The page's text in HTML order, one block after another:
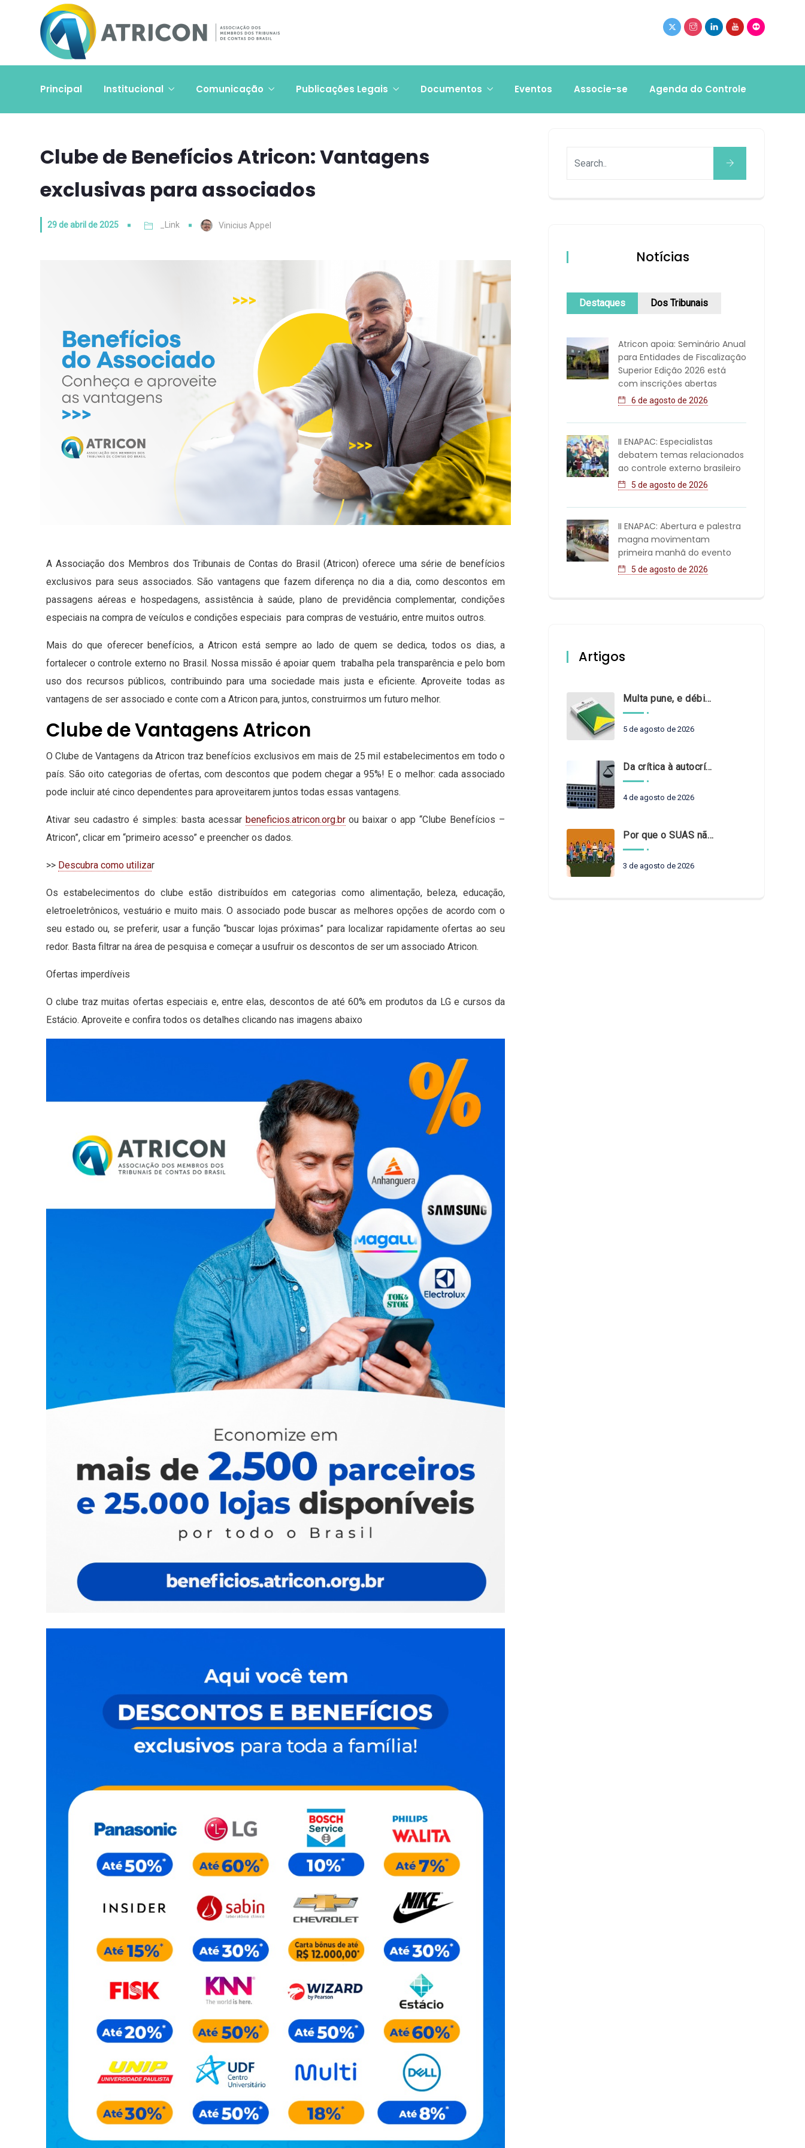
Principal Institucional Comunicação Publicações Legais Documentos Eventos Associe-se Agenda do Controle
Clube de Benefícios Atricon: Vantagens
exclusivas para associados
29 de abril de 2025 _Link Vinicius Appel
A Associação dos Membros dos Tribunais de Contas do Brasil (Atricon) oferece uma série de benefícios
exclusivos para seus associados. São vantagens que fazem diferença no dia a dia, como descontos em
passagens aéreas e hospedagens, assistência à saúde, plano de previdência complementar, condições
especiais na compra de veículos e condições especiais para compras de vestuário, entre muitos outros.
Mais do que oferecer benefícios, a Atricon está sempre ao lado de quem se dedica, todos os dias, a
fortalecer o controle externo no Brasil. Nossa missão é apoiar quem trabalha pela transparência e pelo bom
uso dos recursos públicos, contribuindo para uma sociedade mais justa e eficiente. Aproveite todas as
vantagens de ser associado e conte com a Atricon para, juntos, construirmos um futuro melhor.
Clube de Vantagens Atricon
O Clube de Vantagens da Atricon traz benefícios exclusivos em mais de 25 mil estabelecimentos em todo o
país. São oito categorias de ofertas, com descontos que podem chegar a 95%! E o melhor: cada associado
pode incluir até cinco dependentes para aproveitarem juntos todas essas vantagens.
Ativar seu cadastro é simples: basta acessar beneficios.atricon.org.brou baixar o app “Clube Benefícios –
Atricon”, clicar em “primeiro acesso” e preencher os dados.
>> Descubra como utilizar
Os estabelecimentos do clube estão distribuídos em categorias como alimentação, beleza, educação,
eletroeletrônicos, vestuário e muito mais. O associado pode buscar as melhores opções de acordo com o
seu estado ou, se preferir, usar a função “buscar lojas próximas” para localizar rapidamente ofertas ao seu
redor. Basta filtrar na área de pesquisa e começar a usufruir os descontos de ser um associado Atricon.
Ofertas imperdíveis
O clube traz muitas ofertas especiais e, entre elas, descontos de até 60% em produtos da LG e cursos da
Estácio. Aproveite e confira todos os detalhes clicando nas imagens abaixo
Notícias
Destaques Dos Tribunais
Atricon apoia: Seminário Anual
para Entidades de Fiscalização
Superior Edição 2026 está
com inscrições abertas
6 de agosto de 2026
II ENAPAC: Especialistas
debatem temas relacionados
ao controle externo brasileiro
5 de agosto de 2026
II ENAPAC: Abertura e palestra
magna movimentam
primeira manhã do evento
5 de agosto de 2026
Artigos
Multa pune, e débito recompõe. § 3º do art. 71 da Constituição: um problema de legística formal
5 de agosto de 2026
Da crítica à autocrítica: Tribunais de Contas sob um novo olhar?
4 de agosto de 2026
Por que o SUAS não pode esperar?
3 de agosto de 2026